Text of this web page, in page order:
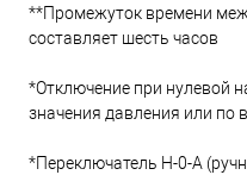
**Промежуток времени
составляет шесть часов
*Отключение при нулевой
значения давления или по
*Переключатель H-0-A